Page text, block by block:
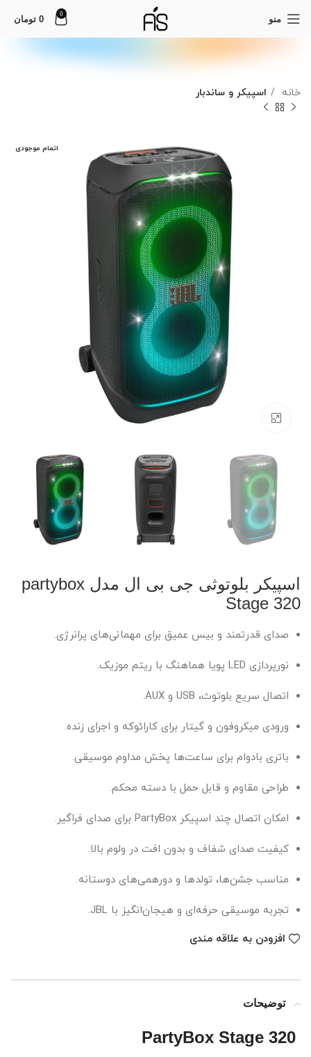
منو 0
0 تومان
خانه اسپیکر و ساندبار
اتمام موجودی
اسپیکر بلوتوثی جی بی ال مدل partybox
Stage 320
صدای قدرتمند و بیس عمیق برای مهمانی‌های پرانرژی.
نورپردازی LED پویا هماهنگ با ریتم موزیک.
اتصال سریع بلوتوث، USB و AUX.
ورودی میکروفون و گیتار برای کارائوکه و اجرای زنده.
باتری بادوام برای ساعت‌ها پخش مداوم موسیقی.
طراحی مقاوم و قابل حمل با دسته محکم.
امکان اتصال چند اسپیکر PartyBox برای صدای فراگیر.
کیفیت صدای شفاف و بدون افت در ولوم بالا.
مناسب جشن‌ها، تولدها و دورهمی‌های دوستانه.
تجربه موسیقی حرفه‌ای و هیجان‌انگیز با JBL.
افزودن به علاقه مندی
توضیحات